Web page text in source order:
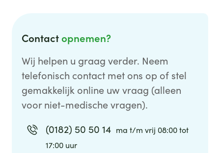
Contact opnemen?
Wij helpen u graag verder. Neem
telefonisch contact met ons op of stel
gemakkelijk online uw vraag (alleen
voor niet-medische vragen).
(0182) 50 50 14 ma t/m vrij 08:00 tot
17:00 uur